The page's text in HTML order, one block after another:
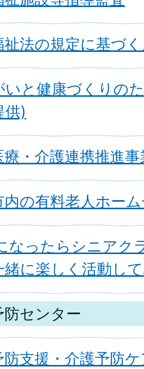
祉法の規定に基づ
いと健康づくりの
供)
療・介護連携推進事
内の有料老人ホー
なったらシニアク
緒に楽しく活動し
防センター
防支援・介護予防